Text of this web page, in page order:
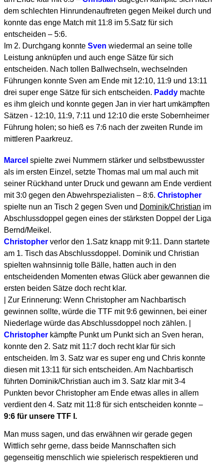
dem schlechten Hinrundenauftreten gegen Meikel durch und
konnte das enge Match mit 11:8 im 5.Satz für sich
entscheiden – 5:6.
Im 2. Durchgang konnte Sven wiedermal an seine tolle
Leistung anknüpfen und auch enge Sätze für sich
entscheiden. Nach tollen Ballwechseln, wechselnden
Führungen konnte Sven am Ende mit 12:10, 11:9 und 13:11
drei super enge Sätze für sich entscheiden. Paddy machte
es ihm gleich und konnte gegen Jan in vier hart umkämpften
Sätzen - 12:10, 11:9, 7:11 und 12:10 die erste Sobernheimer
Führung holen; so hieß es 7:6 nach der zweiten Runde im
mittleren Paarkreuz.
Marcel spielte zwei Nummern stärker und selbstbewusster
als im ersten Einzel, setzte Thomas mal um mal auch mit
seiner Rückhand unter Druck und gewann am Ende verdient
mit 3:0 gegen den Abwehrspezialisten – 8:6. Christopher
spielte nun an Tisch 2 gegen Sven und Dominik/Christian im
Abschlussdoppel gegen eines der stärksten Doppel der Liga
Bernd/Meikel.
Christopher verlor den 1.Satz knapp mit 9:11. Dann startete
am 1. Tisch das Abschlussdoppel. Dominik und Christian
spielten wahnsinnig tolle Bälle, hatten auch in den
entscheidenden Momenten etwas Glück aber gewannen die
ersten beiden Sätze doch recht klar.
| Zur Erinnerung: Wenn Christopher am Nachbartisch
gewinnen sollte, würde die TTF mit 9:6 gewinnen, bei einer
Niederlage würde das Abschlussdoppel noch zählen. |
Christopher kämpfte Punkt um Punkt sich an Sven heran,
konnte den 2. Satz mit 11:7 doch recht klar für sich
entscheiden. Im 3. Satz war es super eng und Chris konnte
diesen mit 13:11 für sich entscheiden. Am Nachbartisch
führten Dominik/Christian auch im 3. Satz klar mit 3-4
Punkten bevor Christopher am Ende etwas alles in allem
verdient den 4. Satz mit 11:8 für sich entscheiden konnte –
9:6 für unsere TTF I.
Man muss sagen, und das erwähnen wir gerade gegen
Wittlich sehr gerne, dass beide Mannschaften sich
gegenseitig menschlich wie spielerisch respektieren und